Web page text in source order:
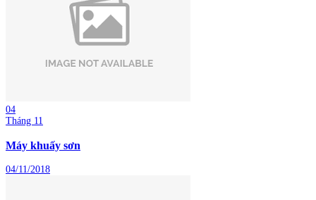
04
Tháng 11
Máy khuấy sơn
04/11/2018